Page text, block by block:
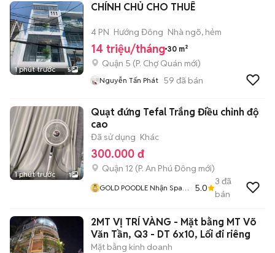
1 phút trước 5
CHÍNH CHỦ CHO THUÊ
4 PN Hướng Đông Nhà ngõ, hẻm
14 triệu/tháng 30 m²
Quận 5 (P. Chợ Quán mới)
Nguyễn Tấn Phát 59 đã bán
1 phút trước 1
Quạt đứng Tefal Trắng Điều chỉnh độ
cao
Đã sử dụng Khác
300.000 đ
Quận 12 (P. An Phú Đông mới)
GOLD POODLE Nhận Spa
5.0
3 đã
bán
2MT VỊ TRÍ VÀNG - Mặt bằng MT Võ
Văn Tần, Q3 - DT 6x10, Lối đi riêng
Mặt bằng kinh doanh